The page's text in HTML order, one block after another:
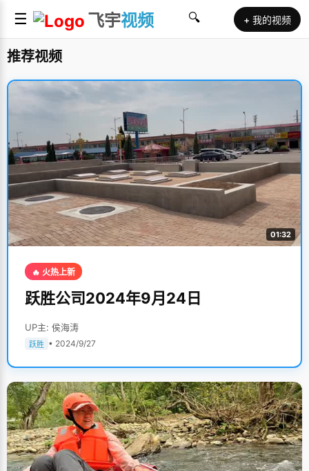
☰ 飞宇视频 🔍 + 我的视频
推荐视频
01:32
🔥 火热上新
跃胜公司2024年9月24日
UP主: 侯海涛
跃胜 • 2024/9/27